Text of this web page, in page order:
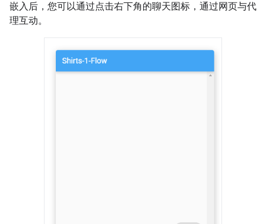
嵌入后，您可以通过点击右下角的聊天图标，通过网页与代
理互动。